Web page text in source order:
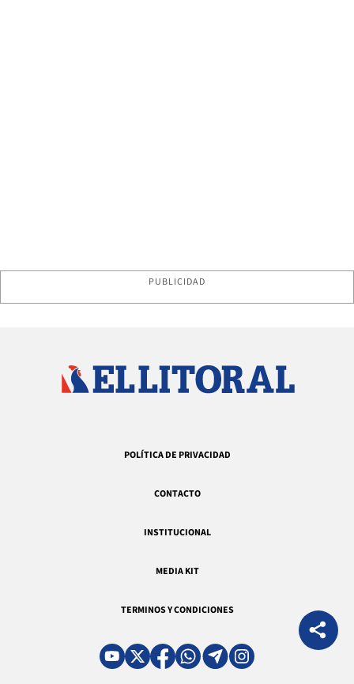
PUBLICIDAD
POLÍTICA DE PRIVACIDAD
CONTACTO
INSTITUCIONAL
MEDIA KIT
TERMINOS Y CONDICIONES